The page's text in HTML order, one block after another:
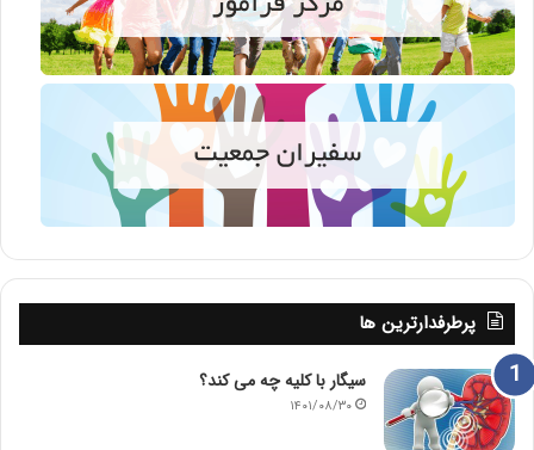
پرطرفدارترین ها
سیگار با کلیه چه می کند؟
۱۴۰۱/۰۸/۳۰